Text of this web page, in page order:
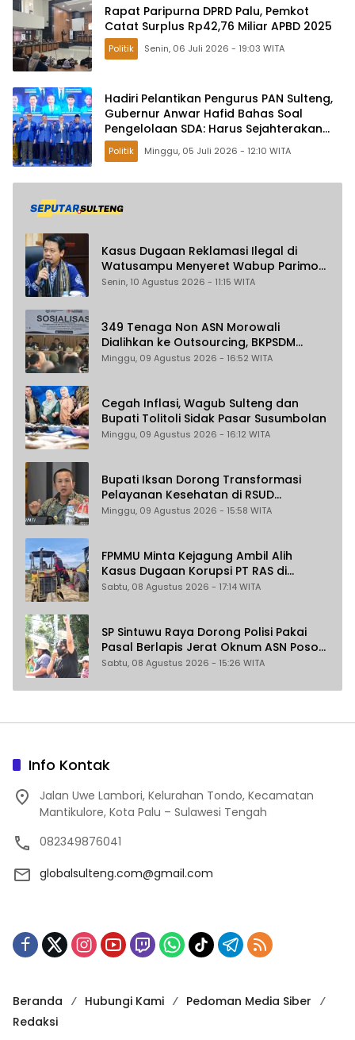
Rapat Paripurna DPRD Palu, Pemkot
Catat Surplus Rp42,76 Miliar APBD 2025
Politik Senin, 06 Juli 2026 - 19:03 WITA
Hadiri Pelantikan Pengurus PAN Sulteng,
Gubernur Anwar Hafid Bahas Soal
Pengelolaan SDA: Harus Sejahterakan
Masyarakat
Politik Minggu, 05 Juli 2026 - 12:10 WITA
Kasus Dugaan Reklamasi Ilegal di
Watusampu Menyeret Wabup Parimo
Belum Maksimal Diusut
Senin, 10 Agustus 2026 - 11:15 WITA
349 Tenaga Non ASN Morowali
Dialihkan ke Outsourcing, BKPSDM
Pastikan Gaji Tak Berubah dan Dapat
Minggu, 09 Agustus 2026 - 16:52 WITA
Cegah Inflasi, Wagub Sulteng dan
Bupati Tolitoli Sidak Pasar Susumbolan
Minggu, 09 Agustus 2026 - 16:12 WITA
Bupati Iksan Dorong Transformasi
Pelayanan Kesehatan di RSUD
Morowali
Minggu, 09 Agustus 2026 - 15:58 WITA
FPMMU Minta Kejagung Ambil Alih
Kasus Dugaan Korupsi PT RAS di
Morowali Utara
Sabtu, 08 Agustus 2026 - 17:14 WITA
SP Sintuwu Raya Dorong Polisi Pakai
Pasal Berlapis Jerat Oknum ASN Poso
Terlibat Dugaan Pelecehan Seksual
Sabtu, 08 Agustus 2026 - 15:26 WITA
Info Kontak
Jalan Uwe Lambori, Kelurahan Tondo, Kecamatan
Mantikulore, Kota Palu – Sulawesi Tengah
082349876041
globalsulteng.com@gmail.com
Beranda Hubungi Kami
Pedoman Media Siber
Redaksi